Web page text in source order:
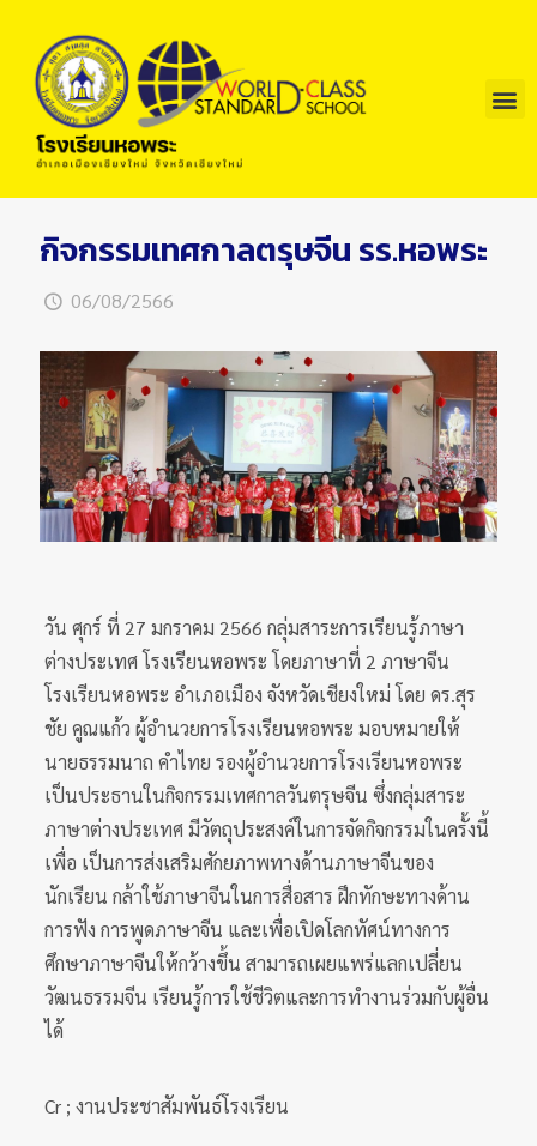
กิจกรรมเทศกาลตรุษจีน รร.หอพระ
06/08/2566
วัน ศุกร์ ที่ 27 มกราคม 2566 กลุ่มสาระการเรียนรู้ภาษา
ต่างประเทศ โรงเรียนหอพระ โดยภาษาที่ 2 ภาษาจีน
โรงเรียนหอพระ อำเภอเมือง จังหวัดเชียงใหม่ โดย ดร.สุร
ชัย คูณแก้ว ผู้อำนวยการโรงเรียนหอพระ มอบหมายให้
นายธรรมนาถ คำไทย รองผู้อำนวยการโรงเรียนหอพระ
เป็นประธานในกิจกรรมเทศกาลวันตรุษจีน ซึ่งกลุ่มสาระ
ภาษาต่างประเทศ มีวัตถุประสงค์ในการจัดกิจกรรมในครั้งนี้
เพื่อ เป็นการส่งเสริมศักยภาพทางด้านภาษาจีนของ
นักเรียน กล้าใช้ภาษาจีนในการสื่อสาร ฝึกทักษะทางด้าน
การฟัง การพูดภาษาจีน และเพื่อเปิดโลกทัศน์ทางการ
ศึกษาภาษาจีนให้กว้างขึ้น สามารถเผยแพร่แลกเปลี่ยน
วัฒนธรรมจีน เรียนรู้การใช้ชีวิตและการทำงานร่วมกับผู้อื่น
ได้
Cr ; งานประชาสัมพันธ์โรงเรียน